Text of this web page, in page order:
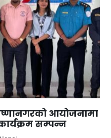
आयोजनामा
सम्पन्न